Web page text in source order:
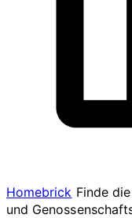
Homebrick Finde
und